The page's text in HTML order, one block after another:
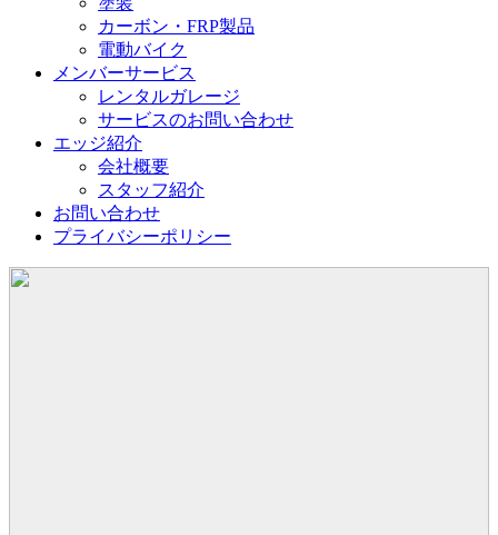
カーボン・FRP製品
電動バイク
メンバーサービス
レンタルガレージ
サービスのお問い合わせ
エッジ紹介
会社概要
スタッフ紹介
お問い合わせ
プライバシーポリシー